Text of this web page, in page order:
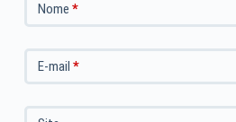
Nome *
E-mail *